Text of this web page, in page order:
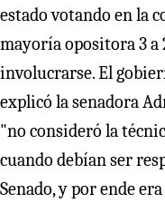
estado votando en la
mayoría opositora 3 a
involucrarse. El
explicó la senadora
"no consideró la
cuando debían ser
Senado, y por ende